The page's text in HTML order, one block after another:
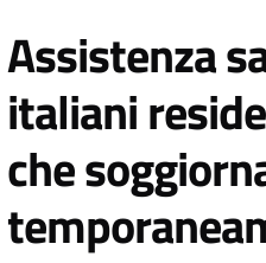
Assistenza
italiani
che